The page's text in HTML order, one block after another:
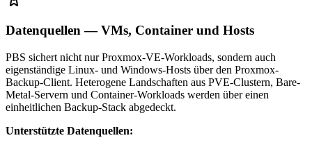
Datenquellen — VMs, Container und Hosts
PBS sichert nicht nur Proxmox-VE-Workloads, sondern auch
eigenständige Linux- und Windows-Hosts über den Proxmox-
Backup-Client. Heterogene Landschaften aus PVE-Clustern, Bare-
Metal-Servern und Container-Workloads werden über einen
einheitlichen Backup-Stack abgedeckt.
Unterstützte Datenquellen: